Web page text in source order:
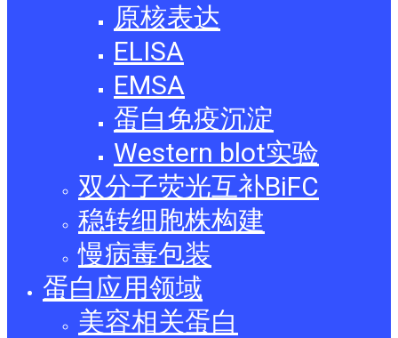
原核表达
ELISA
EMSA
蛋白免疫沉淀
Western blot实验
双分子荧光互补BiFC
稳转细胞株构建
慢病毒包装
蛋白应用领域
美容相关蛋白